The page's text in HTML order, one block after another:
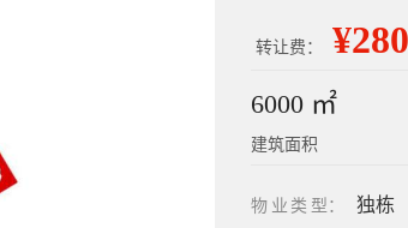
转让费：
6000 ㎡
建筑面积
物业类型 ： 独栋